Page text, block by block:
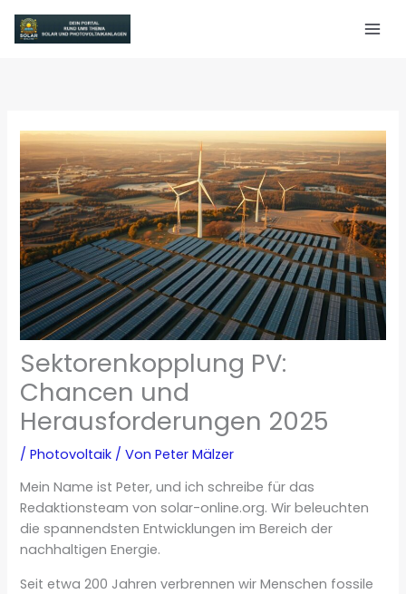
Inhalt
Sektorenkopplung PV:
Chancen und
Herausforderungen 2025
/Photovoltaik / VonPeter Mälzer
Mein Name ist Peter, und ich schreibe für das
Redaktionsteam von solar-online.org. Wir beleuchten
die spannendsten Entwicklungen im Bereich der
nachhaltigen Energie.
Seit etwa 200 Jahren verbrennen wir Menschen fossile